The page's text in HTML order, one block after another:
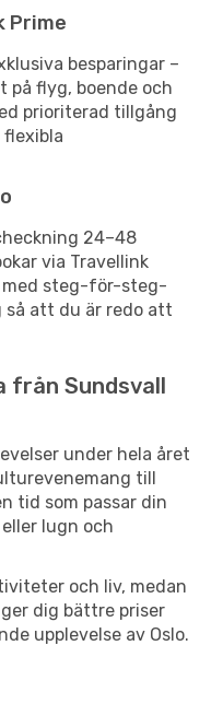
Prime
besparingar –
på flyg, boende och
prioriterad tillgång
24–48
via Travellink
med steg-för-steg-
att du är redo att
från Sundsvall
under hela året
till
tid som passar din
lugn och
och liv, medan
dig bättre priser
upplevelse av Oslo.